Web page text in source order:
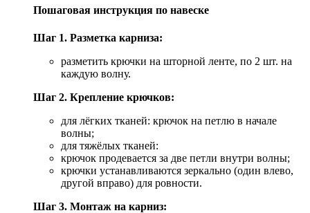
Пошаговая инструкция по навеске
Шаг 1. Разметка карниза:
разметить крючки на шторной ленте, по 2 шт. на
каждую волну.
Шаг 2. Крепление крючков:
для лёгких тканей: крючок на петлю в начале
волны;
для тяжёлых тканей:
крючок продевается за две петли внутри волны;
крючки устанавливаются зеркально (один влево,
другой вправо) для ровности.
Шаг 3. Монтаж на карниз: